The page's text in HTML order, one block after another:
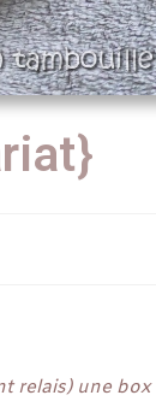
relais) une box